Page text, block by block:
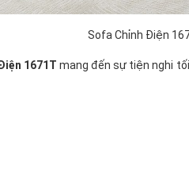
Sofa Chỉnh Điện
1671T mang đến sự tiện nghi